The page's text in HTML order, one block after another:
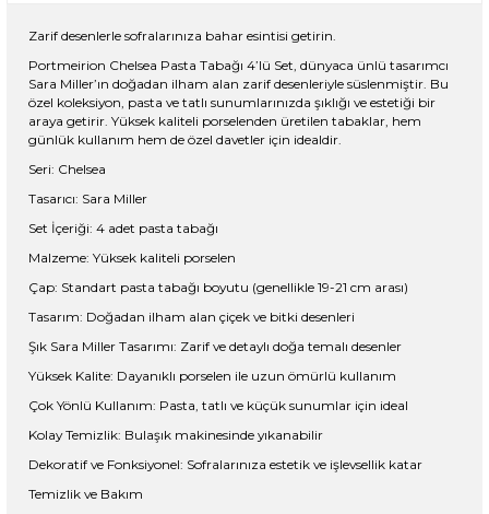
Zarif desenlerle sofralarınıza bahar esintisi getirin.
Portmeirion Chelsea Pasta Tabağı 4’lü Set, dünyaca ünlü tasarımcı
Sara Miller’ın doğadan ilham alan zarif desenleriyle süslenmiştir. Bu
özel koleksiyon, pasta ve tatlı sunumlarınızda şıklığı ve estetiği bir
araya getirir. Yüksek kaliteli porselenden üretilen tabaklar, hem
günlük kullanım hem de özel davetler için idealdir.
Seri: Chelsea
Tasarıcı: Sara Miller
Set İçeriği: 4 adet pasta tabağı
Malzeme: Yüksek kaliteli porselen
Çap: Standart pasta tabağı boyutu (genellikle 19-21 cm arası)
Tasarım: Doğadan ilham alan çiçek ve bitki desenleri
Şık Sara Miller Tasarımı: Zarif ve detaylı doğa temalı desenler
Yüksek Kalite: Dayanıklı porselen ile uzun ömürlü kullanım
Çok Yönlü Kullanım: Pasta, tatlı ve küçük sunumlar için ideal
Kolay Temizlik: Bulaşık makinesinde yıkanabilir
Dekoratif ve Fonksiyonel: Sofralarınıza estetik ve işlevsellik katar
Temizlik ve Bakım